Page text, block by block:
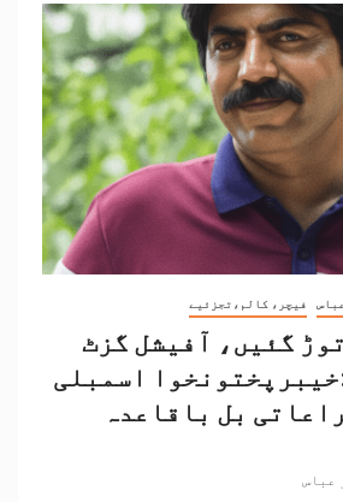
فیچر، کالم،تجزئیے
گئیں، آفیشل گزٹ
اسمبلی
بل باقاعدہ
عباس